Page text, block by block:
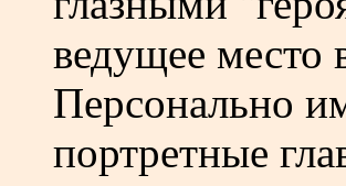
ведущее место
Персонально
портретные